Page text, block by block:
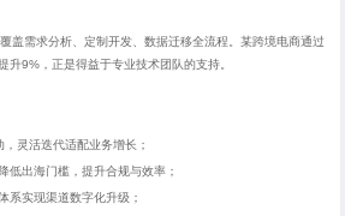
盖需求分析、定制开发、数据迁移全流程。某跨境电商通过
升9%，正是得益于专业技术团队的支持。
灵活迭代适配业务增长；
低出海门槛，提升合规与效率；
系实现渠道数字化升级；